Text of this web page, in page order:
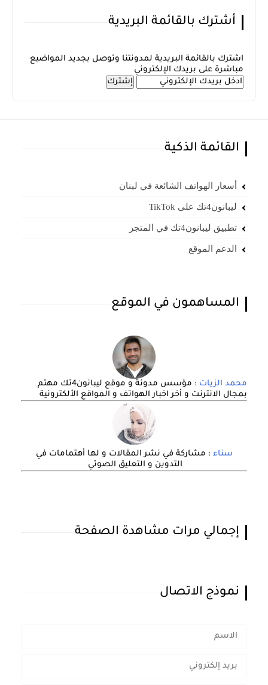
أشترك بالقائمة البريدية
اشترك بالقائمة البريدية لمدونتنا وتوصل بجديد المواضيع
مباشرة على بريدك الإلكتروني
القائمة الذكية
أسعار الهواتف الشائعة في لبنان
ليبانون4تك على TikTok
تطبيق ليبانون4تك في المتجر
الدعم الموقع
المساهمون في الموقع
محمد الزيات
: مؤسس مدونة و موقع ليبانون4تك مهتم
بمجال الانترنت و أخر اخبار الهواتف و المواقع الألكترونية
سناء : مشاركة في نشر المقالات و لها أهتمامات في
التدوين و التعليق الصوتي
إجمالي مرات مشاهدة الصفحة
نموذج الاتصال